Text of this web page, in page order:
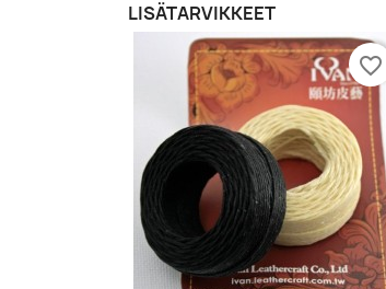
LISÄTARVIKKEET
favorite_border